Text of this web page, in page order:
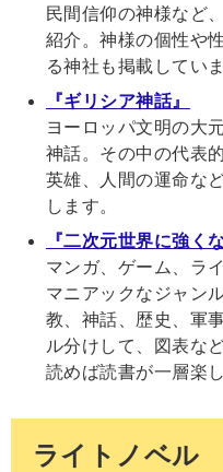
民間信仰の神様など
紹介。神様の個性や
る神社も掲載していま
『ギリシア神話』
ヨーロッパ文明の大
神話。その中の代表
英雄、人間の運命な
します。
『二次元世界に強く
マンガ、ゲーム、ラ
マニアックなジャン
教、神話、歴史、軍
ル分けして、図表な
読めば読書が一層楽
ライトノベル